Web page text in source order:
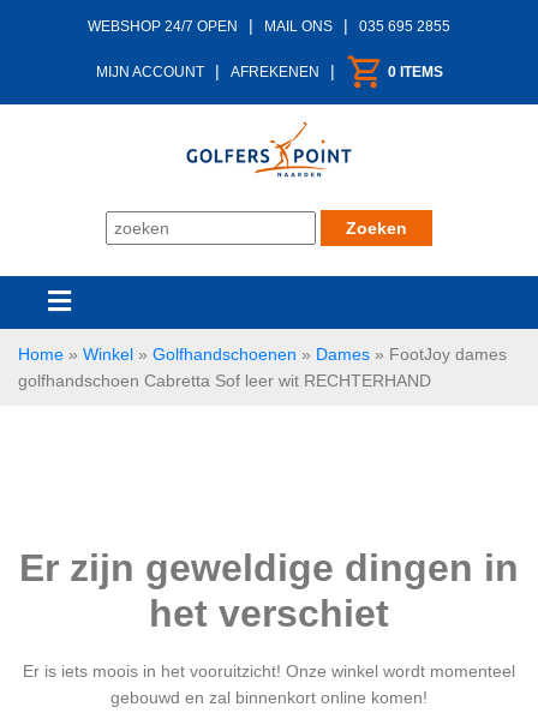
WEBSHOP 24/7 OPEN | MAIL ONS | 035 695 2855
MIJN ACCOUNT | AFREKENEN | 0 ITEMS
Home » Winkel » Golfhandschoenen » Dames » FootJoy dames
golfhandschoen Cabretta Sof leer wit RECHTERHAND
Er zijn geweldige dingen in
het verschiet
Er is iets moois in het vooruitzicht! Onze winkel wordt momenteel
gebouwd en zal binnenkort online komen!